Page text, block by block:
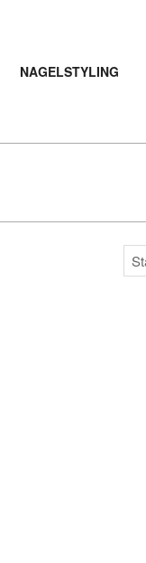
NAGELSTYLING